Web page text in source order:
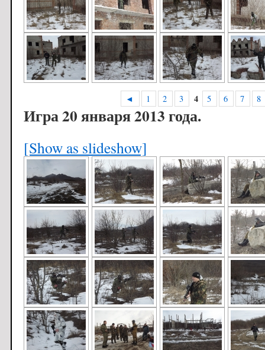
◄ 1 2 3 4 5 6 7 8
Игра 20 января 2013 года.
[Show as slideshow]